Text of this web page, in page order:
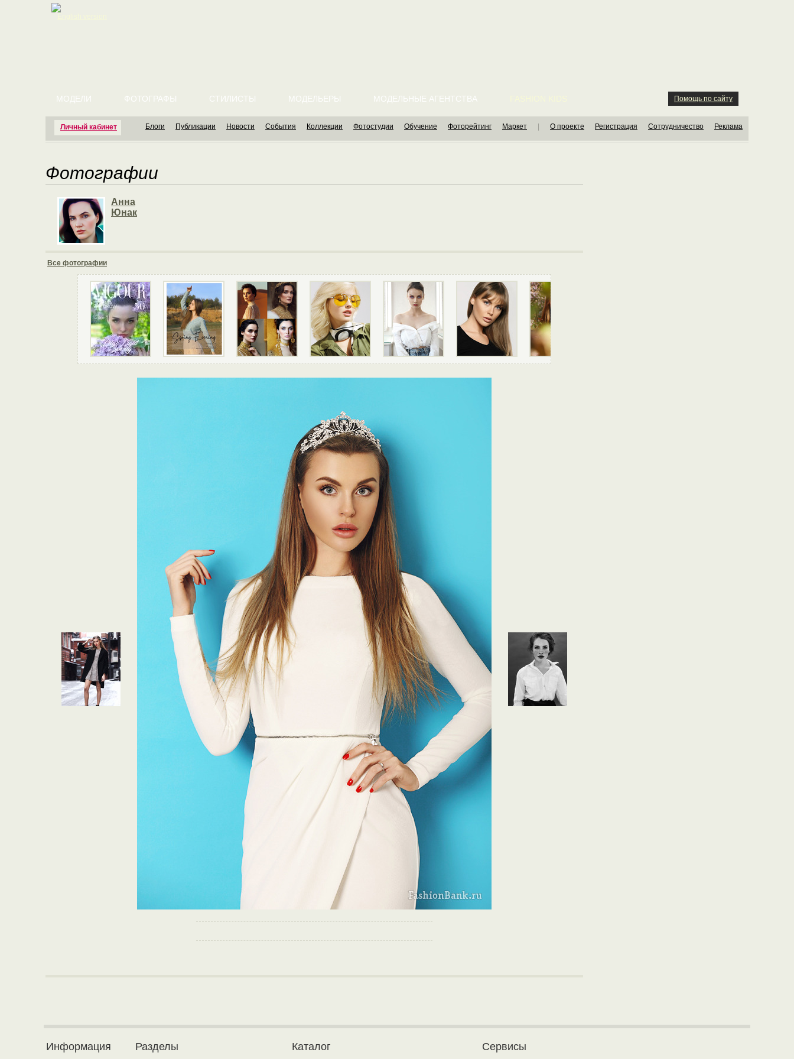
Личный кабинет
МОДЕЛИ ФОТОГРАФЫ СТИЛИСТЫ МОДЕЛЬЕРЫ МОДЕЛЬНЫЕ АГЕНТСТВА Помощь по сайту
Блоги Публикации Новости События Коллекции Фотостудии Обучение Фоторейтинг Маркет О проекте Регистрация Сотрудничество Реклама
Фотографии
Анна
Юнак
Все фотографии
Информация Разделы Каталог Сервисы